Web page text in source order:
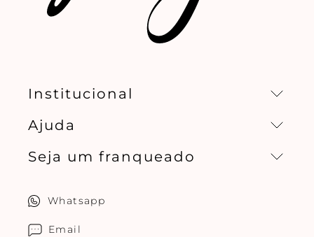
Institucional
Missão, visão e valores
Ajuda
Central de relacionamento
Seja um franqueado
Whatsapp
Email